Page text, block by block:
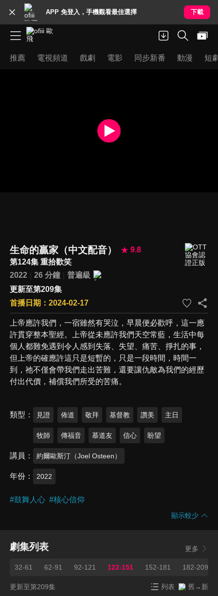
APP 免登入，手機觀看最佳選擇 下載
推薦 電視頻道 戲劇 電影 同步新番 動漫 短
生命的贏家（中文配音）
9.8
第124集 重拾歡笑
2022
26 分鐘
普遍級
更新至第209集
首播日期：2024-02-17
上帝應許我們，一宿雖然有哭泣，早晨便必歡呼，這一應
許貫穿整本聖經。上帝從未應許我們天空常藍，生活中每
個人都難免遇到令人感到失落、失望、痛苦、掙扎的事，
但上帝的確應許這只是短暫的，只是一段時間，時間一
到，祂不僅會帶我們走出苦難，還要讓仇敵為我們的經歷
付出代價，補償我們所受的苦痛。
類型 見證 佈道 敬拜 基督教 讚美 主日
牧師 傳福音 慕道友 信心 盼望
講員 約爾歐斯汀（Joel Osteen）
年份 2022
#鼓舞人心 #核心信仰
顯示較少
劇集列表 更多
32-61 62-91 92-121 122-151 152-181 182-209
更新至第209集 列表 舊→新